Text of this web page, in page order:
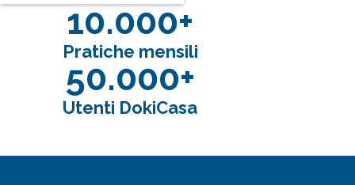
10.000+
Pratiche mensili
50.000+
Utenti DokiCasa